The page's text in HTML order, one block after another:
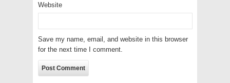
Website
Save my name, email, and website in this browser
for the next time I comment.